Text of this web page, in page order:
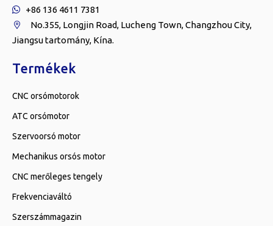
 +86 136 4611 7381

No.355, Longjin Road, Lucheng Town, Changzhou City,
Jiangsu tartomány, Kína.
Termékek
CNC orsómotorok
ATC orsómotor
Szervoorsó motor
Mechanikus orsós motor
CNC merőleges tengely
Frekvenciaváltó
Szerszámmagazin